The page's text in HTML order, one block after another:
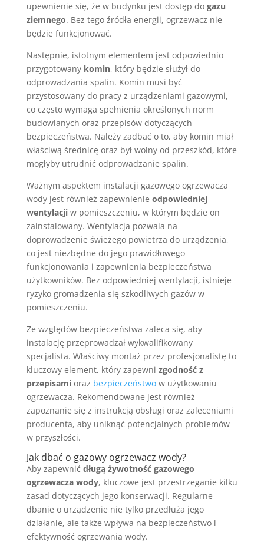
upewnienie się, że w budynku jest dostęp do gazu
ziemnego. Bez tego źródła energii, ogrzewacz nie
będzie funkcjonować.
Następnie, istotnym elementem jest odpowiednio
przygotowany komin, który będzie służył do
odprowadzania spalin. Komin musi być
przystosowany do pracy z urządzeniami gazowymi,
co często wymaga spełnienia określonych norm
budowlanych oraz przepisów dotyczących
bezpieczeństwa. Należy zadbać o to, aby komin miał
właściwą średnicę oraz był wolny od przeszkód, które
mogłyby utrudnić odprowadzanie spalin.
Ważnym aspektem instalacji gazowego ogrzewacza
wody jest również zapewnienie odpowiedniej
wentylacjiw pomieszczeniu, w którym będzie on
zainstalowany. Wentylacja pozwala na
doprowadzenie świeżego powietrza do urządzenia,
co jest niezbędne do jego prawidłowego
funkcjonowania i zapewnienia bezpieczeństwa
użytkowników. Bez odpowiedniej wentylacji, istnieje
ryzyko gromadzenia się szkodliwych gazów w
pomieszczeniu.
Ze względów bezpieczeństwa zaleca się, aby
instalację przeprowadzał wykwalifikowany
specjalista. Właściwy montaż przez profesjonalistę to
kluczowy element, który zapewni zgodność z
przepisamioraz bezpieczeństwow użytkowaniu
ogrzewacza. Rekomendowane jest również
zapoznanie się z instrukcją obsługi oraz zaleceniami
producenta, aby uniknąć potencjalnych problemów
w przyszłości.
Jak dbać o gazowy ogrzewacz wody?
Aby zapewnić długą żywotność gazowego
ogrzewacza wody, kluczowe jest przestrzeganie kilku
zasad dotyczących jego konserwacji. Regularne
dbanie o urządzenie nie tylko przedłuża jego
działanie, ale także wpływa na bezpieczeństwo i
efektywność ogrzewania wody.